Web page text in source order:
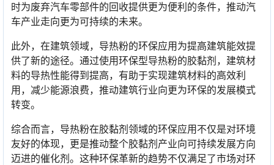
时为废弃汽车零部件的回收提供更为便利的条件，推动汽
车产业走向更为可持续的未来。
此外，在建筑领域，导热粉的环保应用为提高建筑能效提
供了新的途径。通过使用环保型导热粉的胶黏剂，建筑材
料的导热性能得到提高，有助于实现建筑材料的高效利
用，减少能源浪费，推动建筑行业向更为环保的发展模式
转变。
综合而言，导热粉在胶黏剂领域的环保应用不仅是对环境
友好的体现，更是推动整个胶黏剂产业向可持续发展方向
迈进的催化剂。这种环保革新的趋势不仅满足了市场对环